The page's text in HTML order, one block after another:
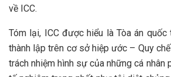
về ICC.
Tóm lại, ICC được hiểu là Tòa án
thành lập trên cơ sở hiệp ước – Quy
trách nhiệm hình sự của những cá nhân